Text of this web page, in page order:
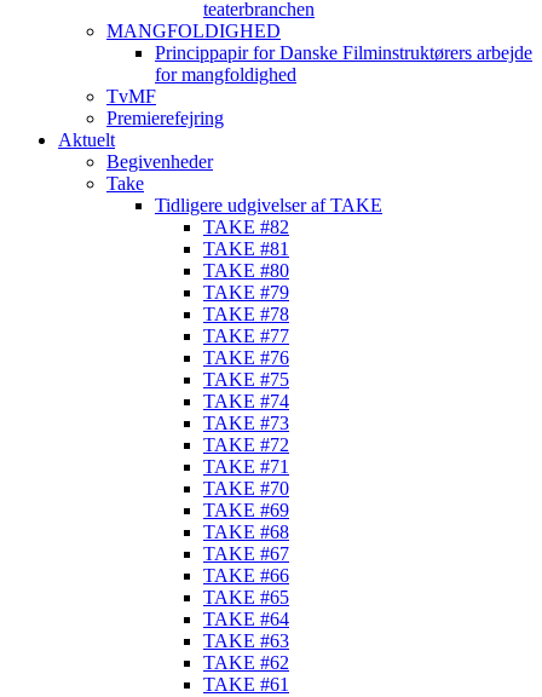
teaterbranchen
MANGFOLDIGHED
Princippapir for Danske Filminstruktørers arbejde
for mangfoldighed
TvMF
Premierefejring
Aktuelt
Begivenheder
Take
Tidligere udgivelser af TAKE
TAKE #82
TAKE #81
TAKE #80
TAKE #79
TAKE #78
TAKE #77
TAKE #76
TAKE #75
TAKE #74
TAKE #73
TAKE #72
TAKE #71
TAKE #70
TAKE #69
TAKE #68
TAKE #67
TAKE #66
TAKE #65
TAKE #64
TAKE #63
TAKE #62
TAKE #61